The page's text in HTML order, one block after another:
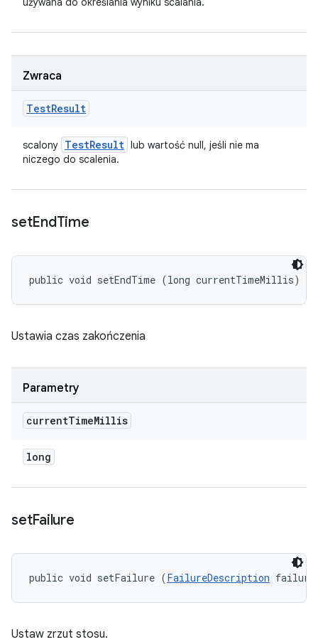
Zwraca
TestResult
scalony TestResult lub wartość null, jeśli nie ma
niczego do scalenia.
setEndTime
public void setEndTime (long currentTimeMillis)
Ustawia czas zakończenia
Parametry
currentTimeMillis
long
setFailure
public void setFailure (FailureDescription
Ustaw zrzut stosu.